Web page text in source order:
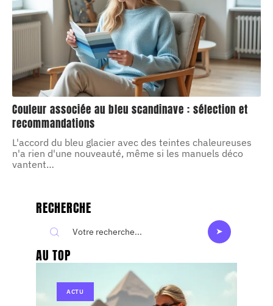
Couleur associée au bleu scandinave : sélection et
recommandations
L'accord du bleu glacier avec des teintes chaleureuses
n'a rien d'une nouveauté, même si les manuels déco
vantent…
RECHERCHE
AU TOP
ACTU